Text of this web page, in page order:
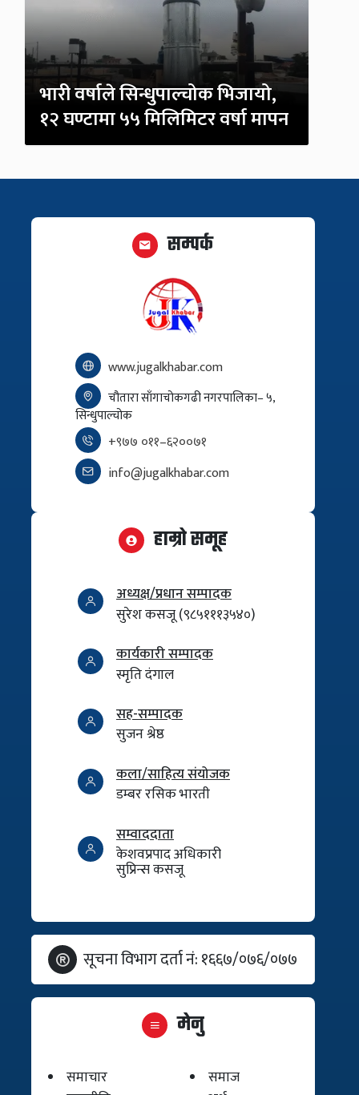
भारी वर्षाले सिन्धुपाल्चोक भिजायो,
१२ घण्टामा ५५ मिलिमिटर वर्षा मापन
सम्पर्क
www.jugalkhabar.com
चौतारा साँगाचोकगढी नगरपालिका– ५,
सिन्धुपाल्चोक
+९७७ ०११–६२००७१
info@jugalkhabar.com
हाम्रो समूह
अध्यक्ष/प्रधान सम्पादक
सुरेश कसजू (९८५१११३५४०)
कार्यकारी सम्पादक
स्मृति दंगाल
सह-सम्पादक
सुजन श्रेष्ठ
कला/साहित्य संयोजक
डम्बर रसिक भारती
सम्वाददाता
केशवप्रपाद अधिकारी
सुप्रिन्स कसजू
सूचना विभाग दर्ता नं: १६६७/०७६/०७७
मेनु
समाचार
समाज